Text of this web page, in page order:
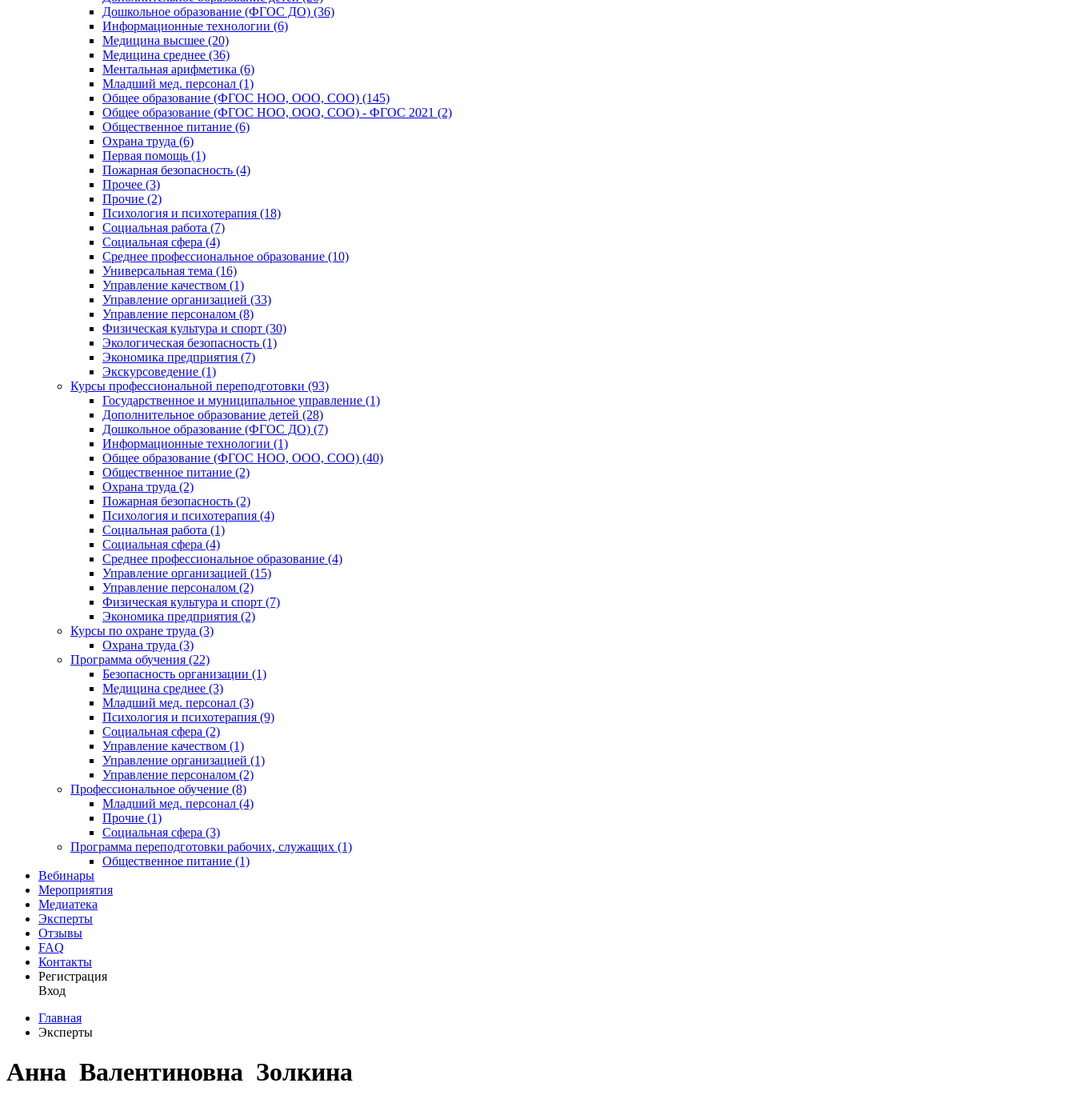
Дошкольное образование (ФГОС ДО) (36)
Информационные технологии (6)
Медицина высшее (20)
Медицина среднее (36)
Ментальная арифметика (6)
Младший мед. персонал (1)
Общее образование (ФГОС НОО, ООО, СОО) (145)
Общее образование (ФГОС НОО, ООО, СОО) - ФГОС 2021 (2)
Общественное питание (6)
Охрана труда (6)
Первая помощь (1)
Пожарная безопасность (4)
Прочее (3)
Прочие (2)
Психология и психотерапия (18)
Социальная работа (7)
Социальная сфера (4)
Среднее профессиональное образование (10)
Универсальная тема (16)
Управление качеством (1)
Управление организацией (33)
Управление персоналом (8)
Физическая культура и спорт (30)
Экологическая безопасность (1)
Экономика предприятия (7)
Экскурсоведение (1)
Курсы профессиональной переподготовки (93)
Государственное и муниципальное управление (1)
Дополнительное образование детей (28)
Дошкольное образование (ФГОС ДО) (7)
Информационные технологии (1)
Общее образование (ФГОС НОО, ООО, СОО) (40)
Общественное питание (2)
Охрана труда (2)
Пожарная безопасность (2)
Психология и психотерапия (4)
Социальная работа (1)
Социальная сфера (4)
Среднее профессиональное образование (4)
Управление организацией (15)
Управление персоналом (2)
Физическая культура и спорт (7)
Экономика предприятия (2)
Курсы по охране труда (3)
Охрана труда (3)
Программа обучения (22)
Безопасность организации (1)
Медицина среднее (3)
Младший мед. персонал (3)
Психология и психотерапия (9)
Социальная сфера (2)
Управление качеством (1)
Управление организацией (1)
Управление персоналом (2)
Профессиональное обучение (8)
Младший мед. персонал (4)
Прочие (1)
Социальная сфера (3)
Программа переподготовки рабочих, служащих (1)
Общественное питание (1)
Вебинары
Мероприятия
Медиатека
Эксперты
Отзывы
FAQ
Контакты
Регистрация
Вход
Главная
Эксперты
Анна Валентиновна Золкина